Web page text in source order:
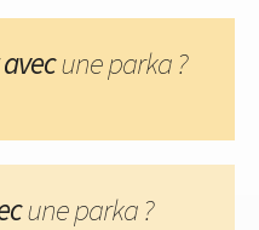
une parka ?
une parka ?